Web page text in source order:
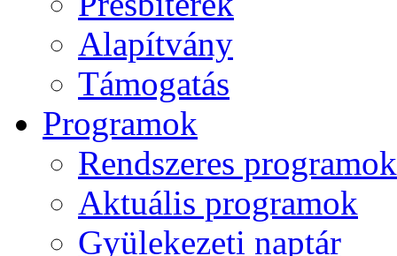
Alapítvány
Támogatás
Programok
Rendszeres programok
Aktuális programok
Gyülekezeti naptár